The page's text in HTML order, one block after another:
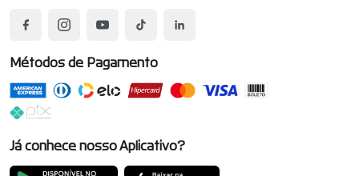
Métodos de Pagamento
Já conhece nosso Aplicativo?